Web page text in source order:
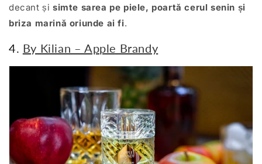
decant și simte sarea pe piele, poartă cerul senin și
briza marină oriunde ai fi.
4. By Kilian – Apple Brandy